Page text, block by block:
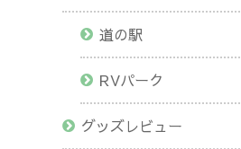
道の駅
RVパーク
グッズレビュー